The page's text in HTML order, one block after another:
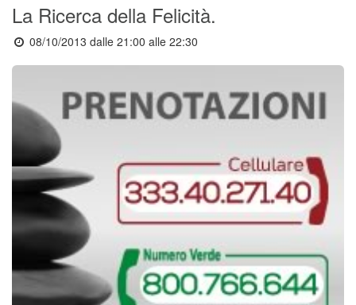
La Ricerca della Felicità.
08/10/2013 dalle 21:00 alle 22:30